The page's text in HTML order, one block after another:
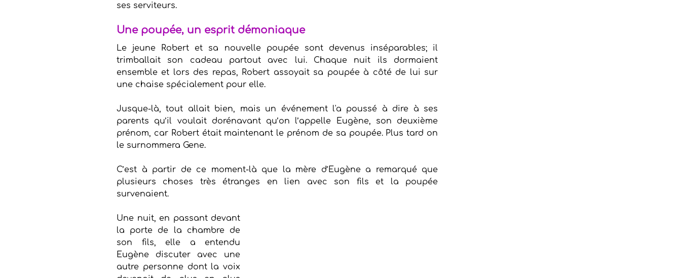
ses serviteurs.
Une poupée, un esprit démoniaque
Le jeune Robert et sa nouvelle poupée sont devenus inséparables; il
trimballait son cadeau partout avec lui. Chaque nuit ils dormaient
ensemble et lors des repas, Robert assoyait sa poupée à côté de lui sur
une chaise spécialement pour elle.
Jusque-là, tout allait bien, mais un événement l'a poussé à dire à ses
parents qu’il voulait dorénavant qu’on l’appelle Eugène, son deuxième
prénom, car Robert était maintenant le prénom de sa poupée. Plus tard on
le surnommera Gene.
C’est à partir de ce moment-là que la mère d’Eugène a remarqué que
plusieurs choses très étranges en lien avec son fils et la poupée
survenaient.
Une nuit, en passant devant
la porte de la chambre de
son fils, elle a entendu
Eugène discuter avec une
autre personne dont la voix